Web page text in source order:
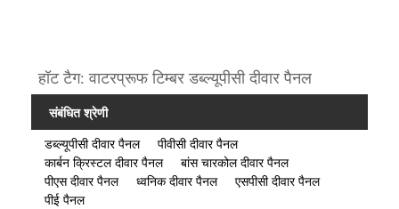
हॉट टैग: वाटरप्रूफ टिम्बर डब्ल्यूपीसी दीवार पैनल
संबंधित श्रेणी
डब्ल्यूपीसी दीवार पैनल
पीवीसी दीवार पैनल
कार्बन क्रिस्टल दीवार पैनल
बांस चारकोल दीवार पैनल
पीएस दीवार पैनल
ध्वनिक दीवार पैनल
एसपीसी दीवार पैनल
पीई पैनल